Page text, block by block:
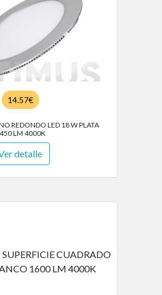
14.57€
REDONDO LED 18 W PLATA
LM 4000K
detalle